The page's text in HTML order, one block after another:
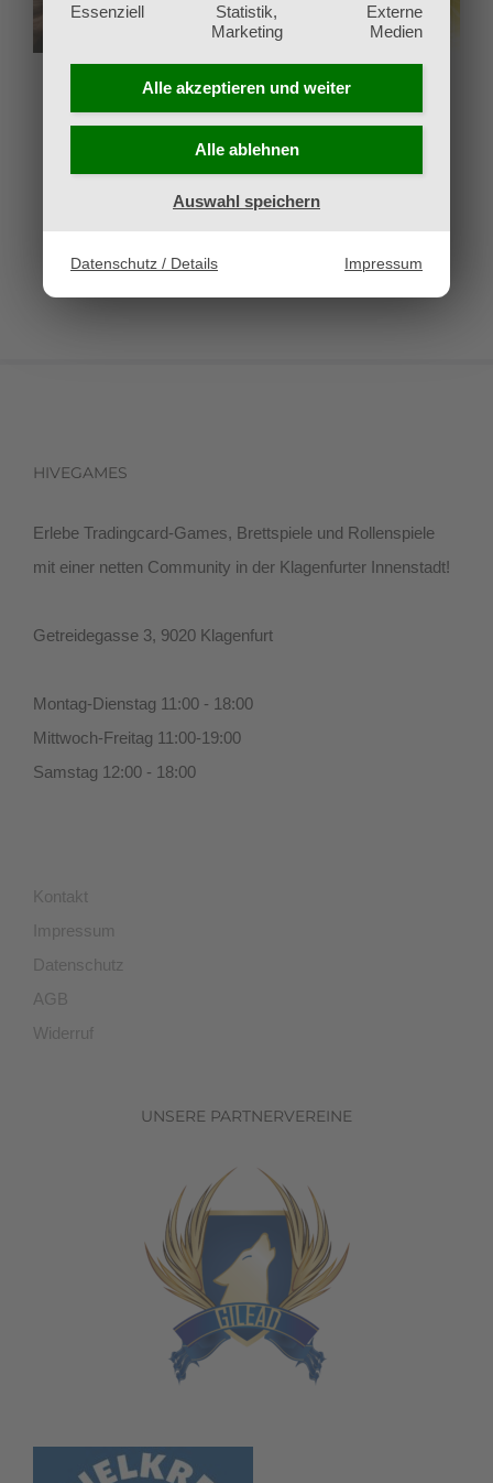
Essenziell
Statistik,
Marketing
Externe
Medien
Alle akzeptieren und weiter
Alle ablehnen
Auswahl speichern
Datenschutz / Details Impressum
Trading Card Games –
Wo fange ich an?
Yu-Gi-Oh! Doom of
Dimensions
HIVEGAMES
Erlebe Tradingcard-Games, Brettspiele und Rollenspiele
mit einer netten Community in der Klagenfurter Innenstadt!
Getreidegasse 3, 9020 Klagenfurt
Montag-Dienstag 11:00 - 18:00
Mittwoch-Freitag 11:00-19:00
Samstag 12:00 - 18:00
Kontakt
Impressum
Datenschutz
AGB
Widerruf
UNSERE PARTNERVEREINE